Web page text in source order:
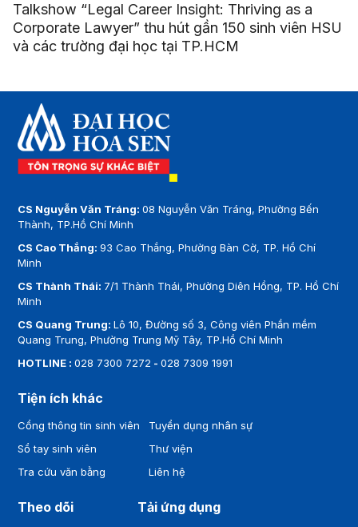
Talkshow “Legal Career Insight: Thriving as a
Corporate Lawyer” thu hút gần 150 sinh viên HSU
và các trường đại học tại TP.HCM
CS Nguyễn Văn Tráng:08 Nguyễn Văn Tráng, Phường Bến
Thành, TP.Hồ Chí Minh
CS Cao Thắng:93 Cao Thắng, Phường Bàn Cờ, TP. Hồ Chí
Minh
CS Thành Thái: 7/1 Thành Thái, Phường Diên Hồng, TP. Hồ Chí
Minh
CS Quang Trung:Lô 10, Đường số 3, Công viên Phần mềm
Quang Trung, Phường Trung Mỹ Tây, TP.Hồ Chí Minh
HOTLINE :028 7300 7272 -028 7309 1991
Tiện ích khác
Cổng thông tin sinh viên
Sổ tay sinh viên
Tra cứu văn bằng
Tuyển dụng nhân sự
Thư viện
Liên hệ
Theo dõi Tải ứng dụng